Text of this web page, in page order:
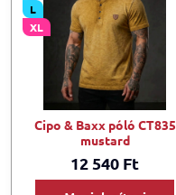
L
XL
Cipo & Baxx póló CT835
mustard
12 540 Ft